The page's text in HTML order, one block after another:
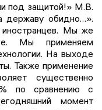
под защитой!» М.В.
державу обидно…».
Мы же
Мы применяем
На выходе
Также применение
существенно
по сравнению с
момент